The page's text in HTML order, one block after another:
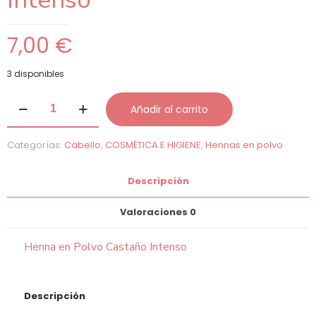
7,00 €
3 disponibles
Polvo
Intenso
Añadir al carrito
Categorías: Cabello, COSMÉTICA E HIGIENE, Hennas en polvo
Descripción
Valoraciones 0
Henna en Polvo Castaño Intenso
Descripción